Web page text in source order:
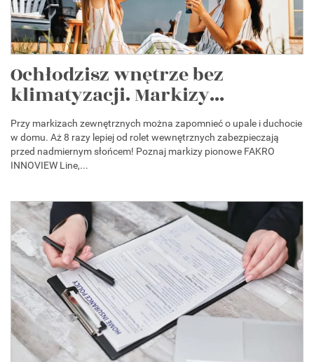
Ochłodzisz wnętrze bez
klimatyzacji. Markizy...
Przy markizach zewnętrznych można zapomnieć o upale i duchocie
w domu. Aż 8 razy lepiej od rolet wewnętrznych zabezpieczają
przed nadmiernym słońcem! Poznaj markizy pionowe FAKRO
INNOVIEW Line,...